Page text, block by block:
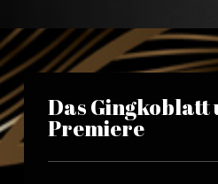
Das Gingkoblatt
Premiere